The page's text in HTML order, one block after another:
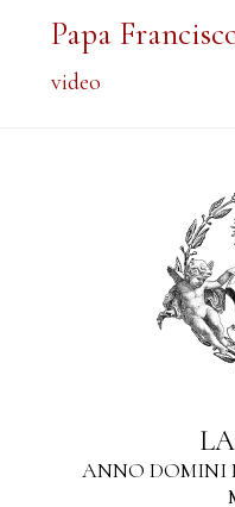
Papa
video
ANNO DOMINI